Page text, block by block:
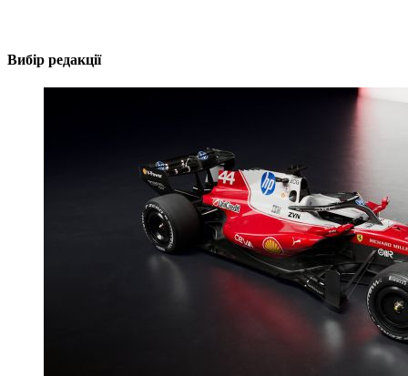
Вибір редакції